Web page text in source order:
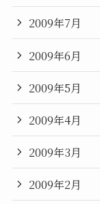
2009年7月
2009年6月
2009年5月
2009年4月
2009年3月
2009年2月